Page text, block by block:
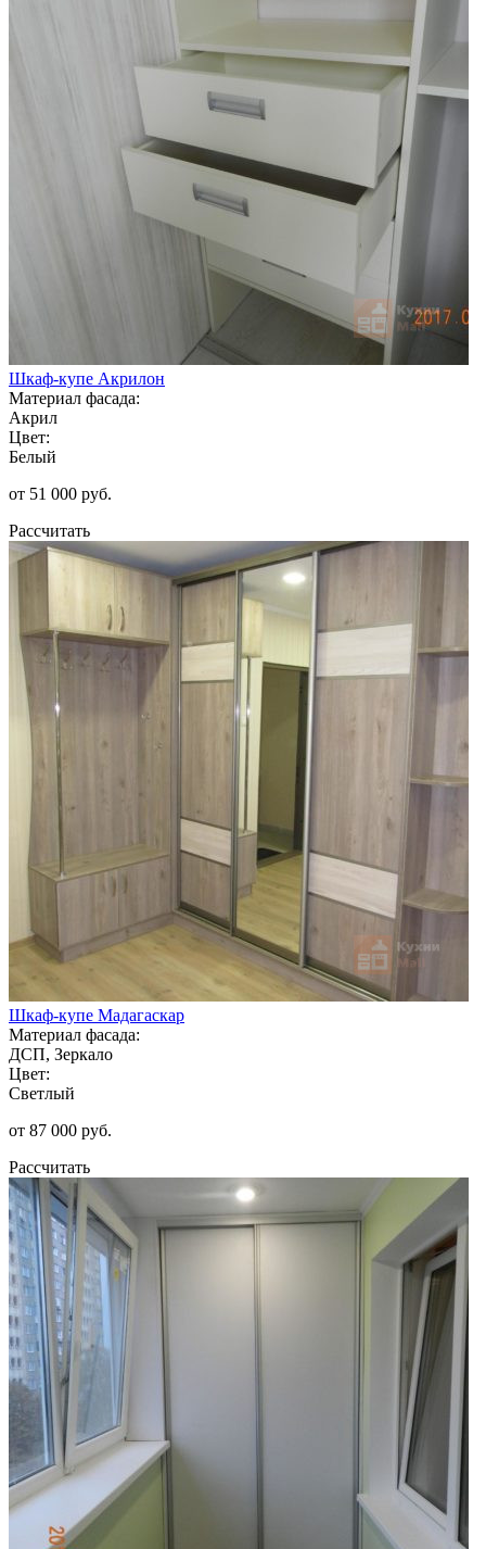
Шкаф-купе Акрилон
Материал фасада:
Акрил
Цвет:
Белый
от 51 000 руб.
Рассчитать
Шкаф-купе Мадагаскар
Материал фасада:
ДСП, Зеркало
Цвет:
Светлый
от 87 000 руб.
Рассчитать